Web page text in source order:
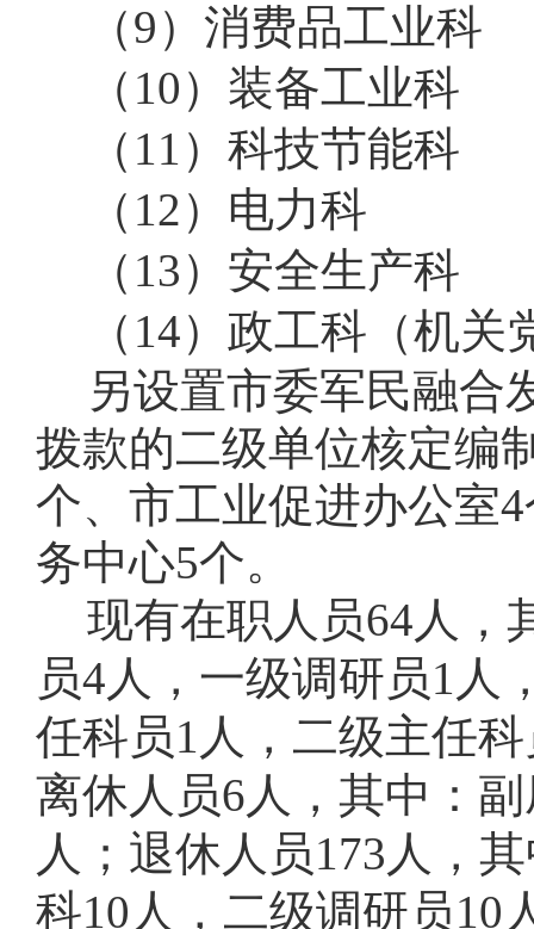
（9）消费品工业科
（10）装备工业科
（11）科技节能科
（12）电力科
（13）安全生产科
（14）政工科（机关
另设置市委军民融合
拨款的二级单位核定编
个、市工业促进办公室
务中心5个。
现有在职人员64人，
员4人，一级调研员1人
任科员1人，二级主任
离休人员6人，其中：
人；退休人员173人，
科10人，二级调研员10